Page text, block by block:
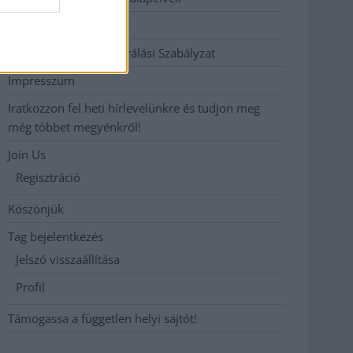
Hozzászólási és Moderálási Szabályzat
Impresszum
Iratkozzon fel heti hírlevelünkre és tudjon meg
még többet megyénkről!
Join Us
Regisztráció
Köszönjük
Tag bejelentkezés
Jelszó visszaállítása
Profil
Támogassa a független helyi sajtót!